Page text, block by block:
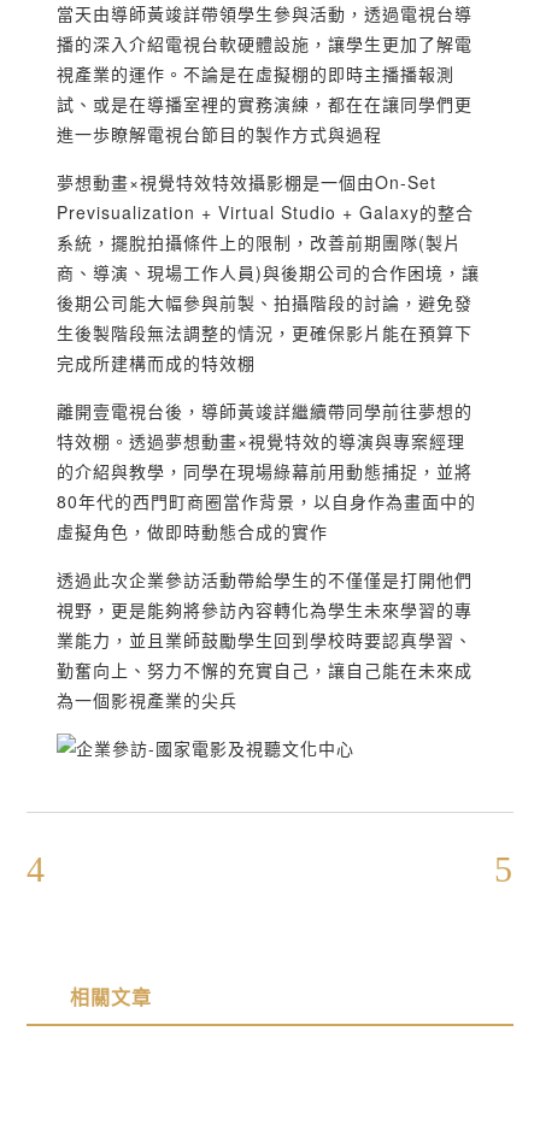
當天由導師黃竣詳帶領學生參與活動，透過電視台導
播的深入介紹電視台軟硬體設施，讓學生更加了解電
視產業的運作。不論是在虛擬棚的即時主播播報測
試、或是在導播室裡的實務演練，都在在讓同學們更
進一歩瞭解電視台節目的製作方式與過程
夢想動畫×視覺特效特效攝影棚是一個由On-Set
Previsualization + Virtual Studio + Galaxy的整合
系統，擺脫拍攝條件上的限制，改善前期團隊(製片
商、導演、現場工作人員)與後期公司的合作困境，讓
後期公司能大幅參與前製、拍攝階段的討論，避免發
生後製階段無法調整的情況，更確保影片能在預算下
完成所建構而成的特效棚
離開壹電視台後，導師黃竣詳繼續帶同學前往夢想的
特效棚。透過夢想動畫×視覺特效的導演與專案經理
的介紹與教學，同學在現場綠幕前用動態捕捉，並將
80年代的西門町商圈當作背景，以自身作為畫面中的
虛擬角色，做即時動態合成的實作
透過此次企業參訪活動帶給學生的不僅僅是打開他們
視野，更是能夠將參訪內容轉化為學生未來學習的專
業能力，並且業師鼓勵學生回到學校時要認真學習、
勤奮向上、努力不懈的充實自己，讓自己能在未來成
為一個影視產業的尖兵
相關文章